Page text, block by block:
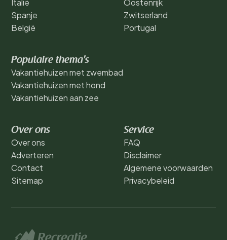
Italië
Spanje
België
Oostenrijk
Zwitserland
Portugal
Populaire thema's
Vakantiehuizen met zwembad
Vakantiehuizen met hond
Vakantiehuizen aan zee
Over ons
Over ons
Adverteren
Contact
Sitemap
Service
FAQ
Disclaimer
Algemene voorwaarden
Privacybeleid